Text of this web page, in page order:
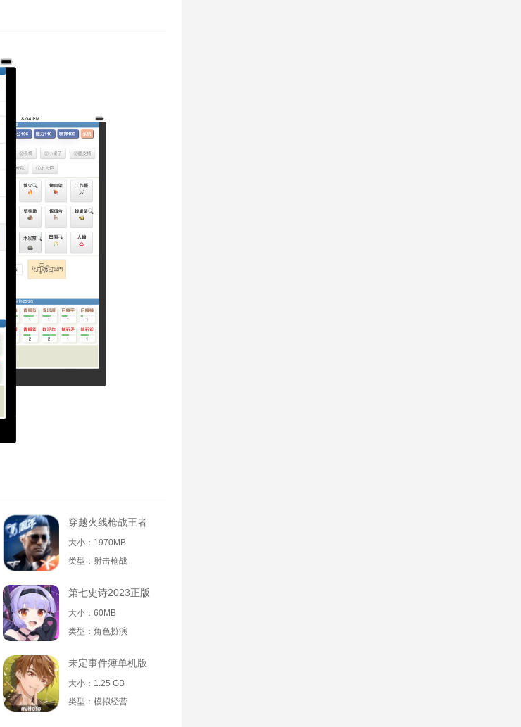
穿越火线枪战王者
大小：1970MB
类型：射击枪战
第七史诗2023正版
大小：60MB
类型：角色扮演
未定事件簿单机版
大小：1.25 GB
类型：模拟经营